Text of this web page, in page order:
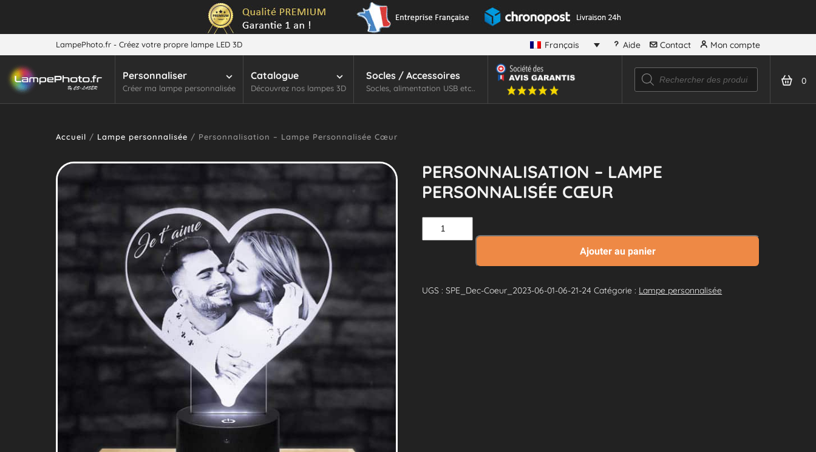
LampePhoto.fr - Créez votre propre lampe LED 3D Français Aide Contact Mon compte
Personnaliser
Créer ma lampe personnalisée
Catalogue
Découvrez nos lampes 3D
Socles / Accessoires
Socles, alimentation USB etc..
Recherche
de
produits
0
Accueil / Lampe personnalisée / Personnalisation – Lampe Personnalisée Cœur
PERSONNALISATION – LAMPE
PERSONNALISÉE CŒUR
Personnalisée
Ajouter au panier
UGS :SPE_Dec-Coeur_2023-06-01-06-21-24 Catégorie : Lampe personnalisée